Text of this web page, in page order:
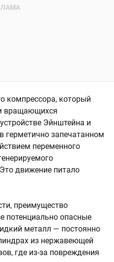
компрессора, который
вращающихся
Эйнштейна и
герметично запечатанном
переменного
движение питало
преимущество
потенциально опасные
металл — постоянно
из нержавеющей
где из‑за повреждения